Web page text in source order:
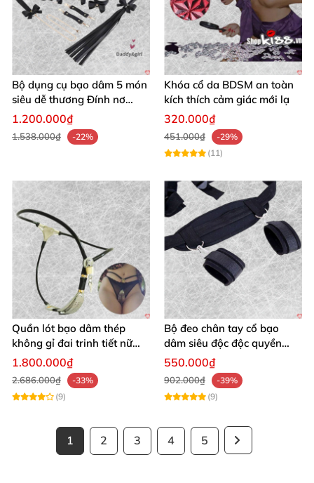
Bộ dụng cụ bạo dâm 5 món
siêu dễ thương Đính nơ
quyến rũ kích thích
1.200.000₫
1.538.000₫ -22%
Khóa cổ da BDSM an toàn
kích thích cảm giác mới lạ
320.000₫
451.000₫
-29%
(11)
Quần lót bạo dâm thép
không gỉ đai trinh tiết nữ
sexy kích thích
1.800.000₫
2.686.000₫
-33%
(9)
Bộ đeo chân tay cổ bạo
dâm siêu độc độc quyền
thoả mãn
550.000₫
902.000₫
-39%
(9)
1 2 3 4 5